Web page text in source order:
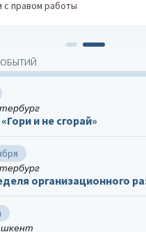
и не сгорай»
организационного
с правом работы